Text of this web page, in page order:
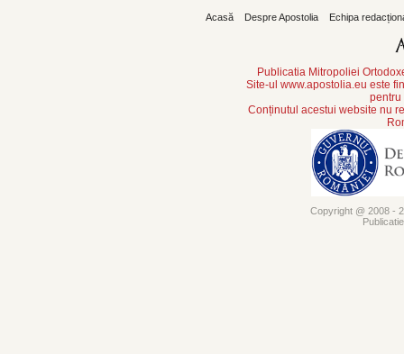
Acasă Despre Apostolia Echipa
Publicatia Mitropoliei
Site-ul www.apostolia.eu este
pentru
Conținutul acestui website nu
Copyright @ 2008 -